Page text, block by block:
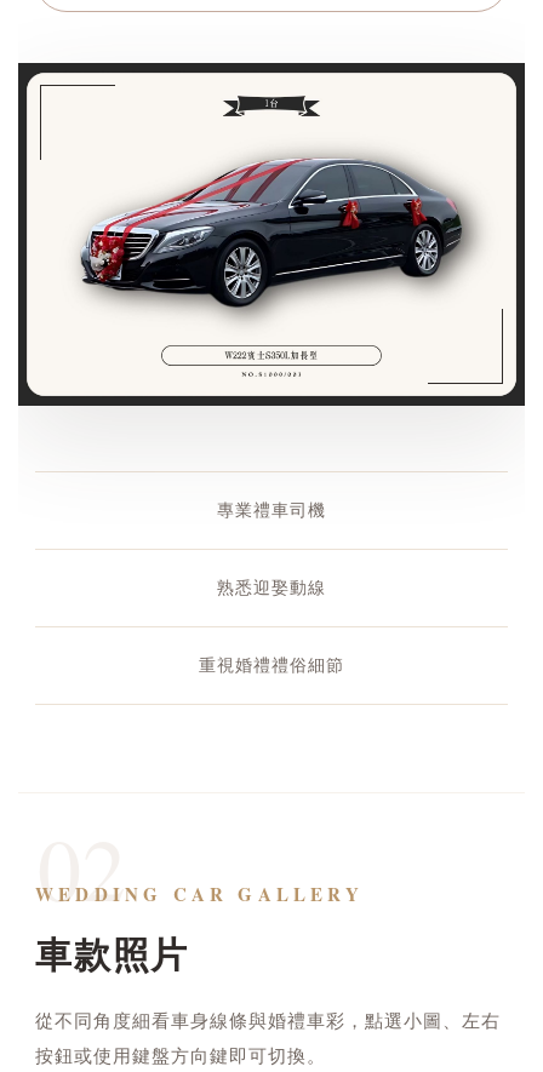
專業禮車司機
熟悉迎娶動線
重視婚禮禮俗細節
02
WEDDING CAR GALLERY
車款照片
從不同角度細看車身線條與婚禮車彩，點選小圖、左右
按鈕或使用鍵盤方向鍵即可切換。